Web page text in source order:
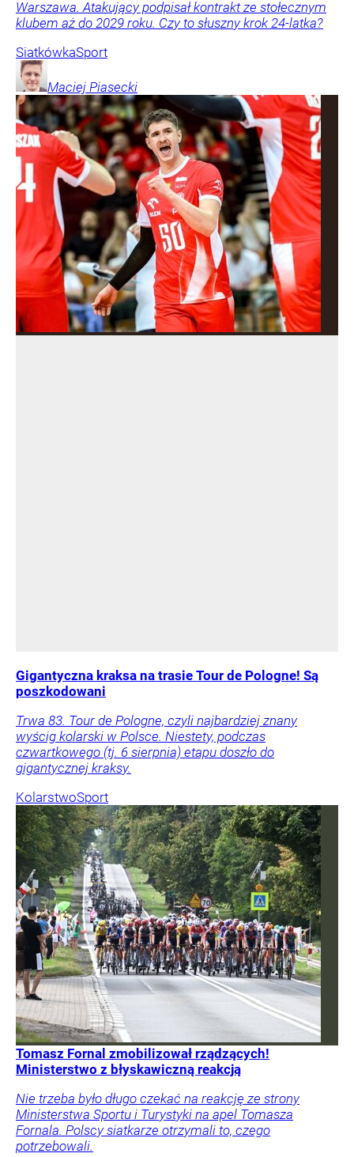
Warszawa. Atakujący podpisał kontrakt ze stołecznym
klubem aż do 2029 roku. Czy to słuszny krok 24-latka?
SiatkówkaSport
Maciej Piasecki
Gigantyczna kraksa na trasie Tour de Pologne! Są
poszkodowani
Trwa 83. Tour de Pologne, czyli najbardziej znany
wyścig kolarski w Polsce. Niestety, podczas
czwartkowego (tj. 6 sierpnia) etapu doszło do
gigantycznej kraksy.
KolarstwoSport
Tomasz Fornal zmobilizował rządzących!
Ministerstwo z błyskawiczną reakcją
Nie trzeba było długo czekać na reakcję ze strony
Ministerstwa Sportu i Turystyki na apel Tomasza
Fornala. Polscy siatkarze otrzymali to, czego
potrzebowali.